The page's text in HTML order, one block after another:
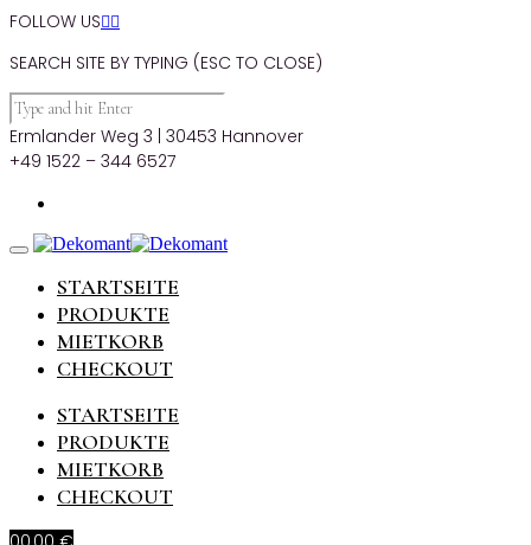
FOLLOW US
SEARCH SITE BY TYPING (ESC TO CLOSE)
Ermlander Weg 3 | 30453 Hannover
+49 1522 – 344 6527
STARTSEITE
PRODUKTE
MIETKORB
CHECKOUT
STARTSEITE
PRODUKTE
MIETKORB
CHECKOUT